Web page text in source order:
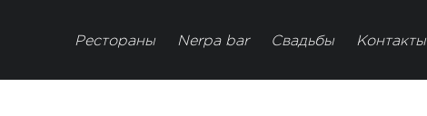
Рестораны Nerpa bar Свадьбы Контакты